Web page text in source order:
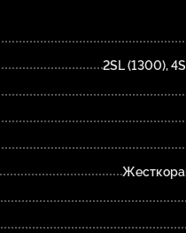
2SL (1300),